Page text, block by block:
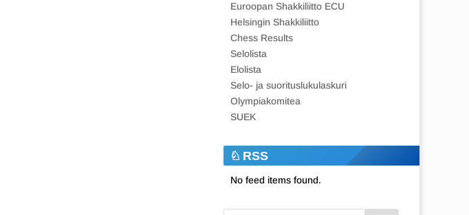
Euroopan Shakkiliitto ECU
Helsingin Shakkiliitto
Chess Results
Selolista
Elolista
Selo- ja suorituslukulaskuri
Olympiakomitea
SUEK
RSS
No feed items found.